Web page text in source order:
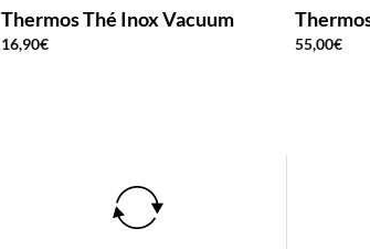
Thermos Thé Inox Vacuum
16,90€ 55,00€